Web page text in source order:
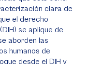
clara de
el derecho
se aplique de
aborden las
humanos de
desde el DIH y